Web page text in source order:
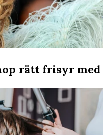
rätt frisyr med